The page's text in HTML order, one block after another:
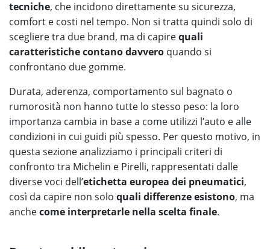
tecniche, che incidono direttamente su sicurezza,
comfort e costi nel tempo. Non si tratta quindi solo di
scegliere tra due brand, ma di capirequali
caratteristiche contano davvero quando si
confrontano due gomme.
Durata, aderenza, comportamento sul bagnato o
rumorosità non hanno tutte lo stesso peso: la loro
importanza cambia in base a come utilizzi l’auto e alle
condizioni in cui guidi più spesso. Per questo motivo, in
questa sezione analizziamo i principali criteri di
confronto tra Michelin e Pirelli, rappresentati dalle
diverse voci dell’etichetta europea dei pneumatici,
così da capire non solo quali differenze esistono, ma
anchecome interpretarle nella scelta finale.